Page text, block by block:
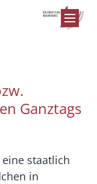
Ganztags
staatlich
in